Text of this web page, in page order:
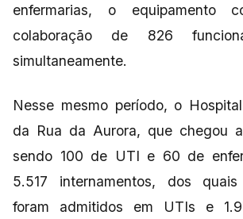
enfermarias, o equipamento
colaboração de 826
simultaneamente.
Nesse mesmo período, o
da Rua da Aurora, que chegou
sendo 100 de UTI e 60 de
5.517 internamentos, dos
foram admitidos em UTIs e